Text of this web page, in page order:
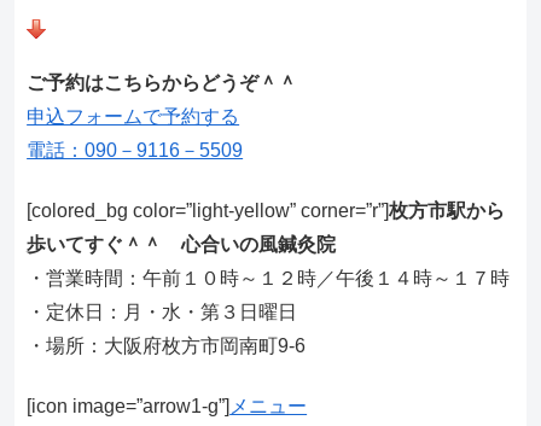
ご予約はこちらからどうぞ＾＾
申込フォームで予約する
電話：090－9116－5509
[colored_bg color=”light‐yellow” corner=”r”]枚方市駅から
歩いてすぐ＾＾ 心合いの風鍼灸院
・営業時間：午前１０時～１２時／午後１４時～１７時
・定休日：月・水・第３日曜日
・場所：大阪府枚方市岡南町9-6
[icon image=”arrow1-g”] メニュー